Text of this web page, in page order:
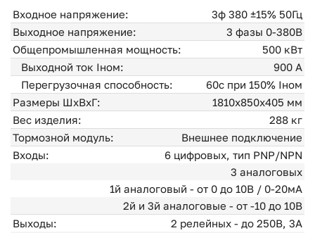
Входное напряжение:
3ф 380 ±15% 50Гц
Выходное напряжение:
3 фазы 0-380В
Общепромышленная мощность:
500 кВт
Выходной ток Iном:
900 А
Перегрузочная способность:
60с при 150% Iном
Размеры ШхВхГ:
1810x850x405 мм
Вес изделия:
288 кг
Тормозной модуль:
Внешнее подключение
Входы:
6 цифровых, тип PNP/NPN
3 аналоговых
1й аналоговый - от 0 до 10В / 0-20мА
2й и 3й аналоговые - от -10 до 10В
Выходы:
2 релейных - до 250В, 3А